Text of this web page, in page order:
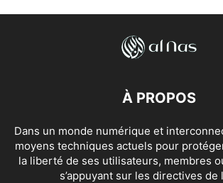
À PROPOS
Dans un monde numérique et
moyens techniques actuels pour
la liberté de ses utilisateurs, membres
s’appuyant sur les directives de